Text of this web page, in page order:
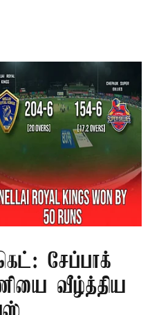
சேப்பாக்
வீழ்த்திய